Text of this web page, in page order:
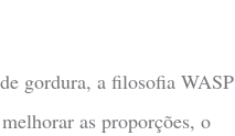
gordura, a filosofia WASP
as proporções, o